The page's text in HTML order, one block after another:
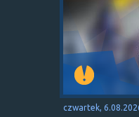
czwartek,